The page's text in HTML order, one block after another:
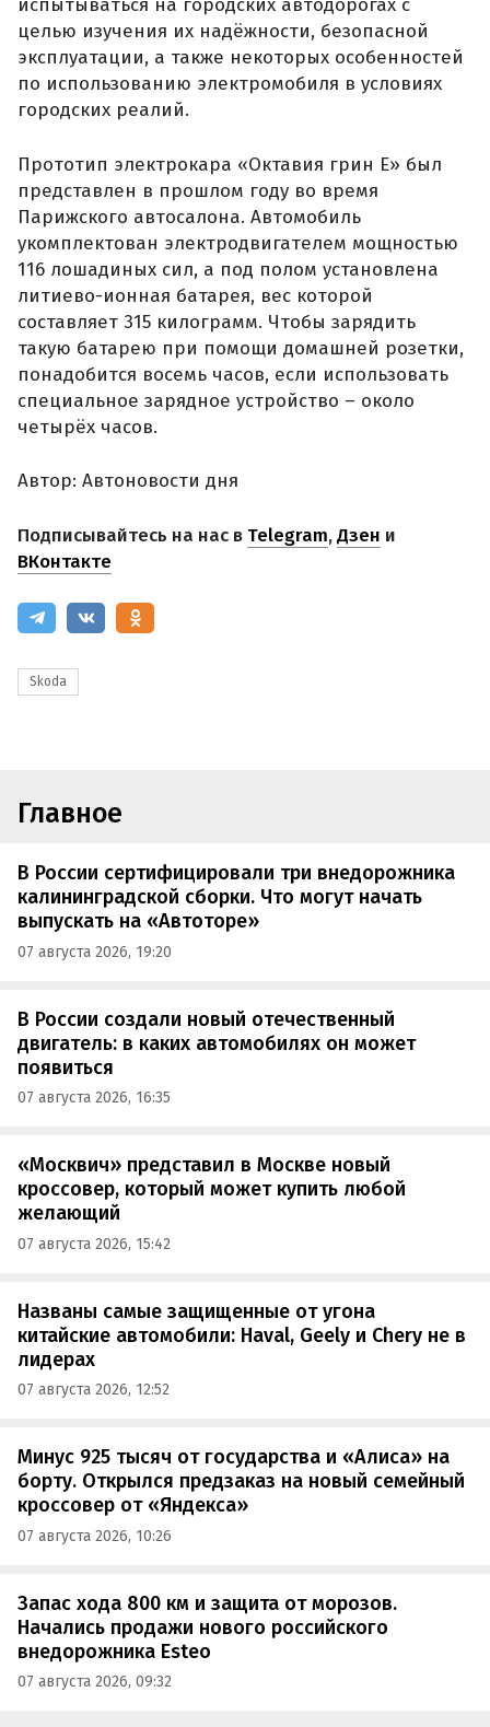
испытываться на городских автодорогах с
целью изучения их надёжности, безопасной
эксплуатации, а также некоторых особенностей
по использованию электромобиля в условиях
городских реалий.
Прототип электрокара «Октавия грин Е» был
представлен в прошлом году во время
Парижского автосалона. Автомобиль
укомплектован электродвигателем мощностью
116 лошадиных сил, а под полом установлена
литиево-ионная батарея, вес которой
составляет 315 килограмм. Чтобы зарядить
такую батарею при помощи домашней розетки,
понадобится восемь часов, если использовать
специальное зарядное устройство – около
четырёх часов.
Автор: Автоновости дня
Подписывайтесь на нас в Telegram,Дзен и
ВКонтакте
Skoda
Главное
В России сертифицировали три внедорожника
калининградской сборки. Что могут начать
выпускать на «Автоторе»
07 августа 2026, 19:20
В России создали новый отечественный
двигатель: в каких автомобилях он может
появиться
07 августа 2026, 16:35
«Москвич» представил в Москве новый
кроссовер, который может купить любой
желающий
07 августа 2026, 15:42
Названы самые защищенные от угона
китайские автомобили: Haval, Geely и Chery не в
лидерах
07 августа 2026, 12:52
Минус 925 тысяч от государства и «Алиса» на
борту. Открылся предзаказ на новый семейный
кроссовер от «Яндекса»
07 августа 2026, 10:26
Запас хода 800 км и защита от морозов.
Начались продажи нового российского
внедорожника Esteo
07 августа 2026, 09:32